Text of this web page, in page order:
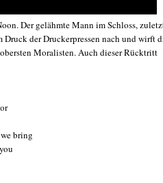
Der gelähmte Mann im Schloss,
der Druckerpressen nach und wirft
Moralisten. Auch dieser Rücktritt
bring